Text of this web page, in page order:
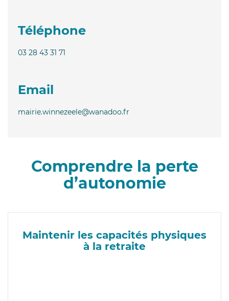
Téléphone
03 28 43 31 71
Email
mairie.winnezeele@wanadoo.fr
Comprendre la perte
d’autonomie
Maintenir les capacités physiques
à la retraite